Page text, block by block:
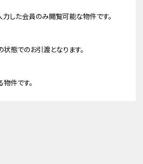
した会員のみ閲覧可能な物件です。
態でのお引渡となります。
件です。